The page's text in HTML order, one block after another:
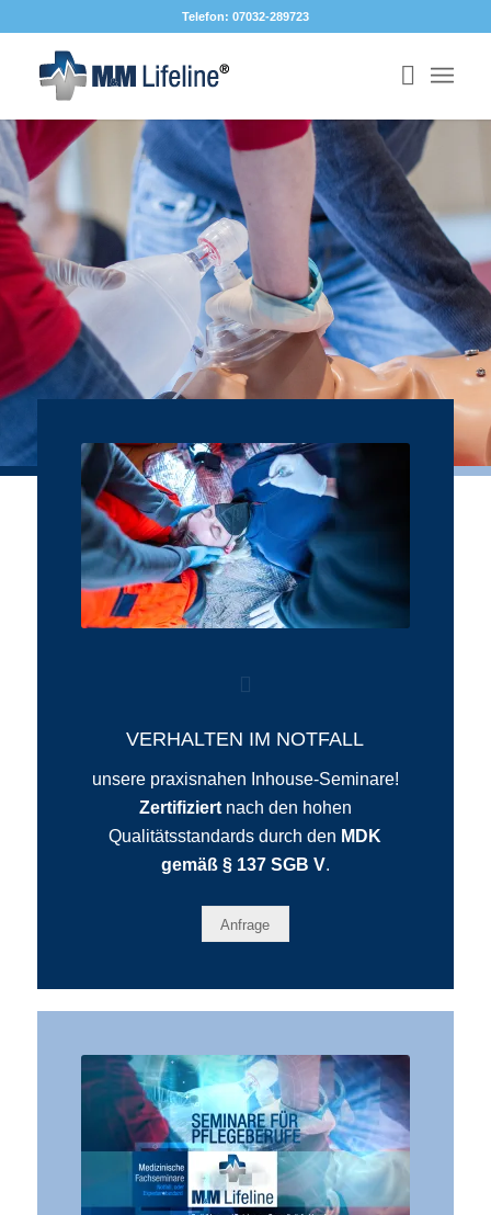
Telefon: 07032-289723
STARK IM
ERNSTFALL
PROFESSIONELLES
NOTFALLTRAINING
Jobs!
VERHALTEN IM NOTFALL
unsere praxisnahen Inhouse-Seminare!
Zertifiziertnach den hohen
Qualitätsstandards durch den MDK
gemäß § 137 SGB V.
Anfrage